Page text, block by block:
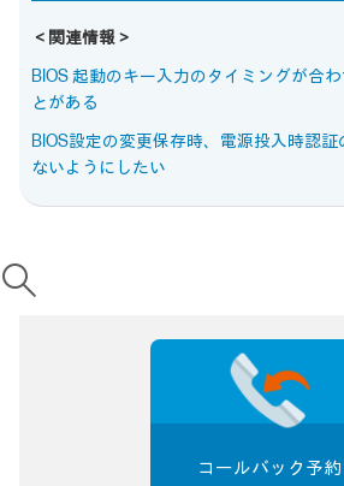
＜関連情報＞
BIOS 起動のキー入力のタイミングが合
とがある
BIOS設定の変更保存時、電源投入時認
ないようにしたい
コールバック予約